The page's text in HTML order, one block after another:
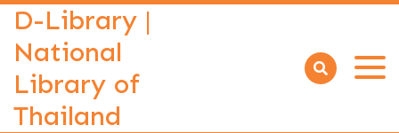
D-Library |
National
Library of
Thailand
Open